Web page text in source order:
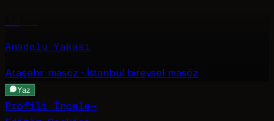
Anadolu Yakası
Ataşehir masöz · İstanbul bireysel masöz
Yaz
Profili İncele→